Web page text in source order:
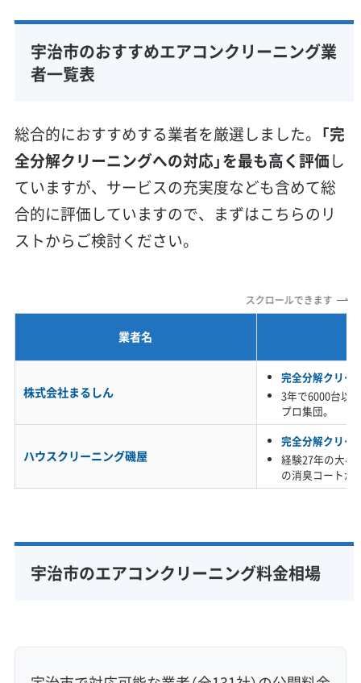
完全分解洗浄 部分クリーニング
実績10年以上
資格保有スタッフ
保証付き アフターフォロー
女性スタッフ在籍
エコ洗剤使用
アレルギー対策
ハウスダスト除去
利便性・サービス (12)
防汚コーティング
宇治市のおすすめエアコンクリーニング業
者一覧表
総合的におすすめする業者を厳選しました。 「完
全分解クリーニングへの対応」を最も高く評価し
ていますが、サービスの充実度なども含めて総
合的に評価していますので、まずはこちらのリ
ストからご検討ください。
スクロールできます
業者名
株式会社まるしん
完全分解クリー
3年で6000台以
プロ集団。
ハウスクリーニング磯屋
完全分解クリー
経験27年の大ベ
の消臭コートが
宇治市のエアコンクリーニング料金相場